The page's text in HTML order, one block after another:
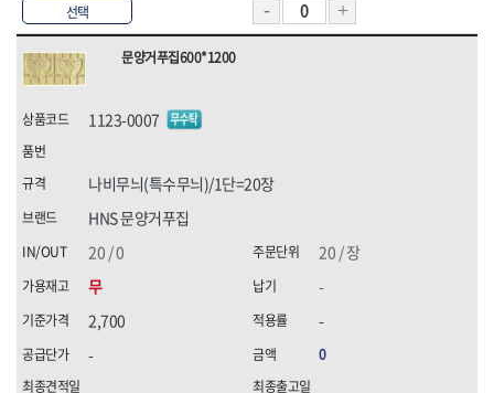
선택
문양거푸집600*1200
1123-0007
HNS 문양거푸집
20 / 장
무
2,700
-
나비무늬(특수무늬)/1단=20장
20 / 0
-
-
0